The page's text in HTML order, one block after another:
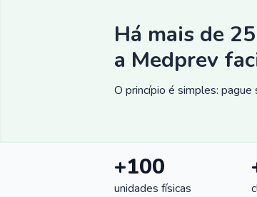
Há mais de
a Medprev
O princípio é simples:
+100
unidades físicas